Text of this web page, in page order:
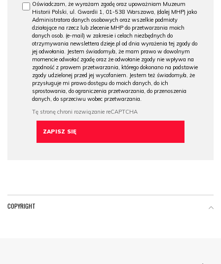
Oświadczam, że wyrażam zgodę oraz upoważniam Muzeum
Historii Polski, ul. Gwardii 1, 01-538 Warszawa, (dalej MHP) jako
Administratora danych osobowych oraz wszelkie podmioty
działające na rzecz lub zlecenie MHP do przetwarzania moich
danych osob. (e-mail) w zakresie i celach niezbędnych do
otrzymywania newslettera dzieje.pl od dnia wyrażenia tej zgody do
jej odwołania. Jestem świadomy/a, że mam prawo w dowolnym
momencie odwołać zgodę oraz że odwołanie zgody nie wpływa na
zgodność z prawem przetwarzania, którego dokonano na podstawie
zgody udzielonej przed jej wycofaniem. Jestem też świadomy/a, że
przysługuje mi prawo dostępu do moich danych, do ich
sprostowania, do ograniczenia przetwarzania, do przenoszenia
danych, do sprzeciwu wobec przetwarzania.
COPYRIGHT